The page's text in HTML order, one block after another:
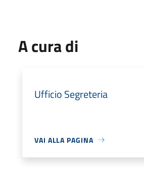
A cura di
Ufficio Segreteria
VAI ALLA PAGINA